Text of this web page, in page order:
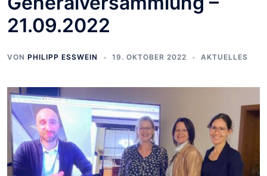
21.09.2022
VON PHILIPP ESSWEIN 19. OKTOBER 2022 AKTUELLES